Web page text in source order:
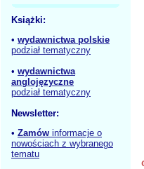
Książki:
• wydawnictwa polskie
podział tematyczny
• wydawnictwa
anglojęzyczne
podział tematyczny
Newsletter:
• Zamów informacje o
nowościach z wybranego
tematu